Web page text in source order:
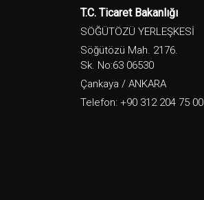
T.C. Ticaret Bakanlığı
SÖĞÜTÖZÜ YERLEŞKESİ
Söğütözü Mah. 2176.
Sk. No:63 06530
Çankaya / ANKARA
Telefon: +90 312 204 75 00